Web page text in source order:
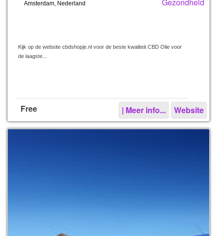
Gezondheid
Amsterdam, Nederland
Kijk op de website cbdshopje.nl voor de beste kwaliteit CBD Olie voor
de laagste...
Free Website
| Meer info...